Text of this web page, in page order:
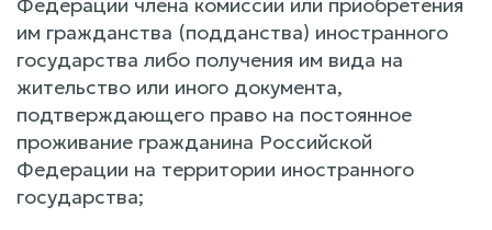
им гражданства (подданства) иностранного
государства либо получения им вида на
жительство или иного документа,
подтверждающего право на постоянное
проживание гражданина Российской
Федерации на территории иностранного
государства;